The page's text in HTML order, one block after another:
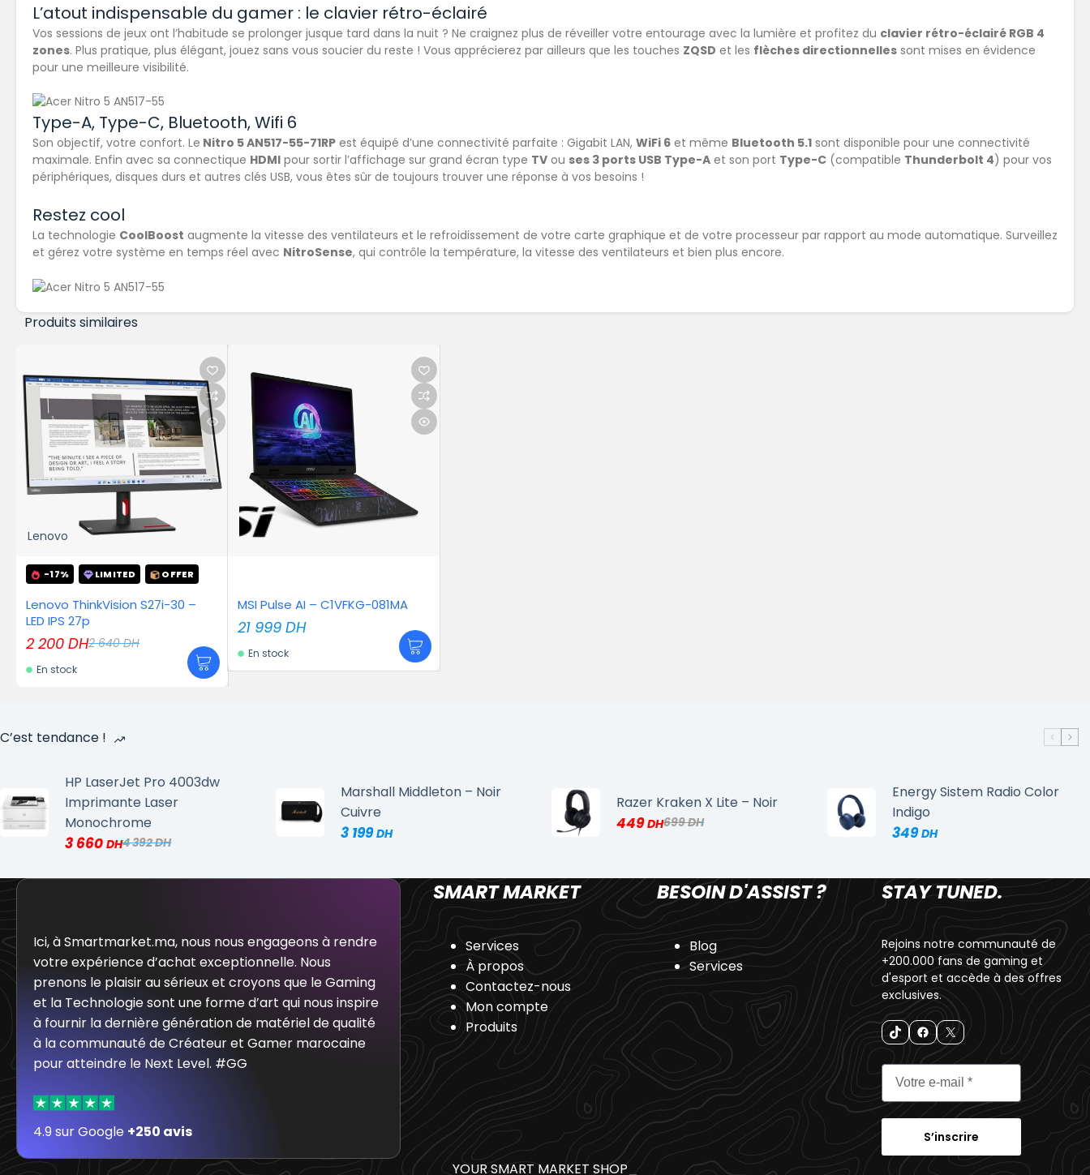
L’atout indispensable du gamer : le clavier rétro-éclairé
Vos sessions de jeux ont l’habitude se prolonger jusque tard dans la nuit ? Ne craignez plus de réveiller votre entourage avec la lumière et profitez du clavier rétro-éclairé RGB 4
zones. Plus pratique, plus élégant, jouez sans vous soucier du reste ! Vous apprécierez par ailleurs que les touches ZQSD et les flèches directionnelles sont mises en évidence
pour une meilleure visibilité.
Type-A, Type-C, Bluetooth, Wifi 6
Son objectif, votre confort. Le Nitro 5 AN517-55-71RP est équipé d’une connectivité parfaite : Gigabit LAN, WiFi 6 et même Bluetooth 5.1 sont disponible pour une connectivité
maximale. Enfin avec sa connectique HDMI pour sortir l’affichage sur grand écran type TV ou ses 3 ports USB Type-A et son port Type-C (compatible Thunderbolt 4) pour vos
périphériques, disques durs et autres clés USB, vous êtes sûr de toujours trouver une réponse à vos besoins !
Restez cool
La technologie CoolBoost augmente la vitesse des ventilateurs et le refroidissement de votre carte graphique et de votre processeur par rapport au mode automatique. Surveillez
et gérez votre système en temps réel avec NitroSense, qui contrôle la température, la vitesse des ventilateurs et bien plus encore.
Produits similaires
Lenovo
-17% LIMITED OFFER
Lenovo ThinkVision S27i-30 –
LED IPS 27p
2 640DH
2 200 DH
En stock
MSI Pulse AI – C1VFKG-081MA
21 999 DH
En stock
C’est tendance !
HP LaserJet Pro 4003dw
Imprimante Laser
Monochrome
4 392
3 660
Marshall Middleton – Noir
Cuivre
3 199
Razer Kraken X Lite – Noir
699
449
Energy Sistem Radio Color
Indigo
349
Ici, à Smartmarket.ma, nous nous engageons à rendre
votre expérience d’achat exceptionnelle. Nous
prenons le plaisir au sérieux et croyons que le Gaming
et la Technologie sont une forme d’art qui nous inspire
à fournir la dernière génération de matériel de qualité
à la communauté de Créateur et Gamer marocaine
pour atteindre le Next Level. #GG
4.9 sur Google +250 avis
SMART MARKET
Services
À propos
Contactez-nous
Mon compte
Produits
BESOIN D'ASSIST ?
Blog
Services
STAY TUNED.
Rejoins notre communauté de
+200.000 fans de gaming et
d'esport et accède à des offres
exclusives.
S’inscrire
YOUR SMART MARKET SHOP